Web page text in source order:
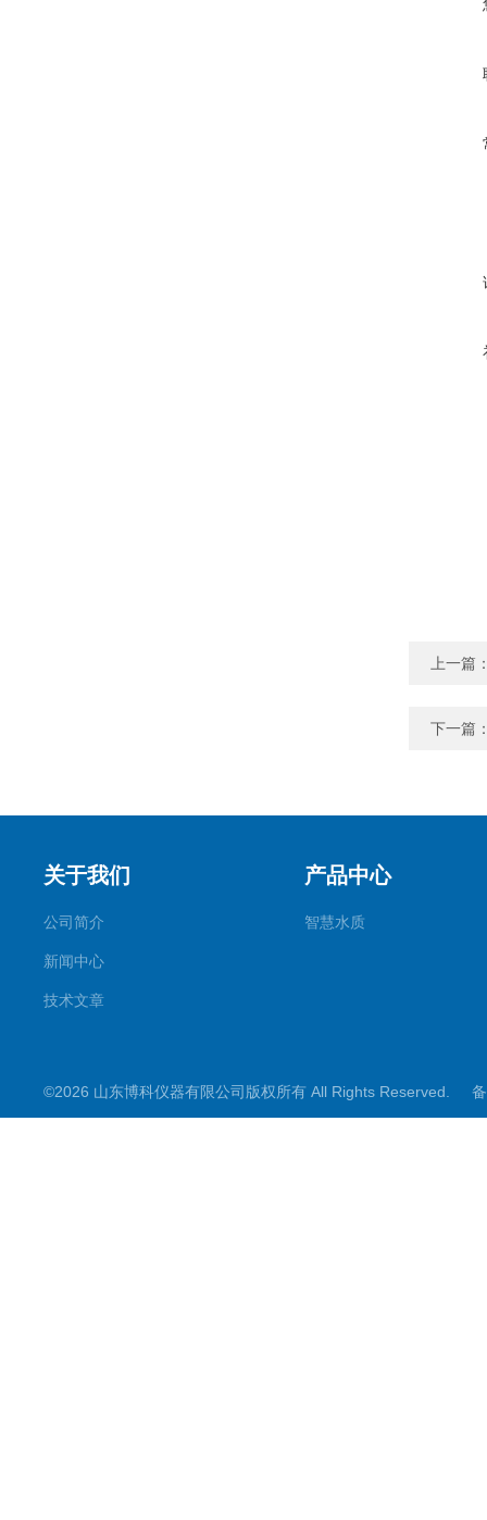
上一篇
下一篇
关于我们
公司简介
新闻中心
技术文章
产品中心
智慧水质
©2026 山东博科仪器有限公司版权所有 All Rights Reserved.